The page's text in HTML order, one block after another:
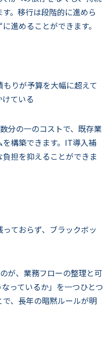
。移行は段階的に進めら
進めることができます。
りが予算を大幅に超えて
ている
分の一のコストで、既存業
構築できます。IT導入補
担を抑えることができま
ておらず、ブラックボッ
が、業務フローの整理と可
っているか」を一つひとつ
、長年の暗黙ルールが明